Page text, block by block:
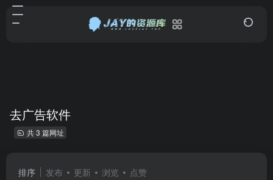
去广告软件
共 3 篇网址
排序 发布 更新 浏览 点赞